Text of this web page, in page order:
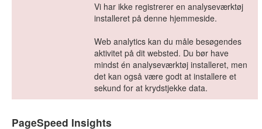
Vi har ikke registrerer en analyseværktøj
installeret på denne hjemmeside.
Web analytics kan du måle besøgendes
aktivitet på dit websted. Du bør have
mindst én analyseværktøj installeret, men
det kan også være godt at installere et
sekund for at krydstjekke data.
PageSpeed Insights